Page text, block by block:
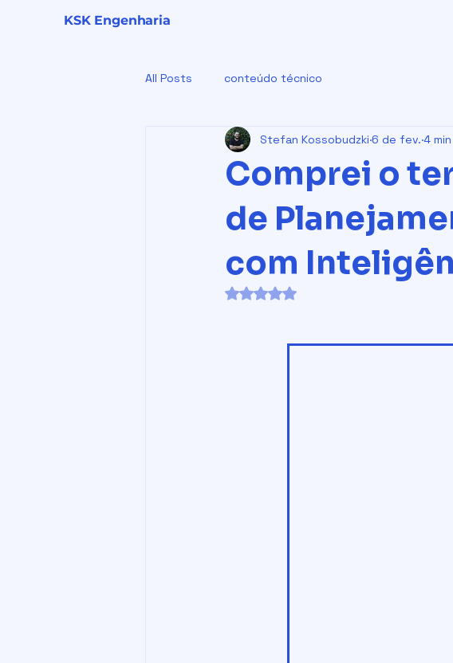
KSK Engenharia
All Posts conteúdo técnico
Comprei o
de
com
Stefan Kossobudzki 6 de fev. 4
Avaliado com NaN de 5 estrelas.